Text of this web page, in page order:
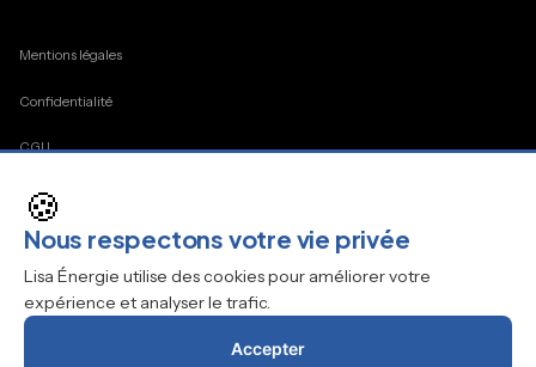
Mentions légales
Confidentialité
CGU
Cookies
Contact
🍪
Nous respectons votre vie privée
Lisa Énergie utilise des cookies pour améliorer votre
expérience et analyser le trafic.
Accepter